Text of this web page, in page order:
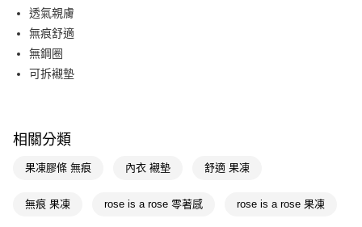
Apple Pay
街口支付
悠遊付
AFTEE先享後付
【關於「AFTEE先享後付」】
便利好安心！
透氣親膚
無痕舒適
無鋼圈
可拆襯墊
相關分類
果凍膠條 無痕 內衣 襯墊 舒適 果凍
無痕 果凍 rose is a rose 零著感 rose is a rose 果凍